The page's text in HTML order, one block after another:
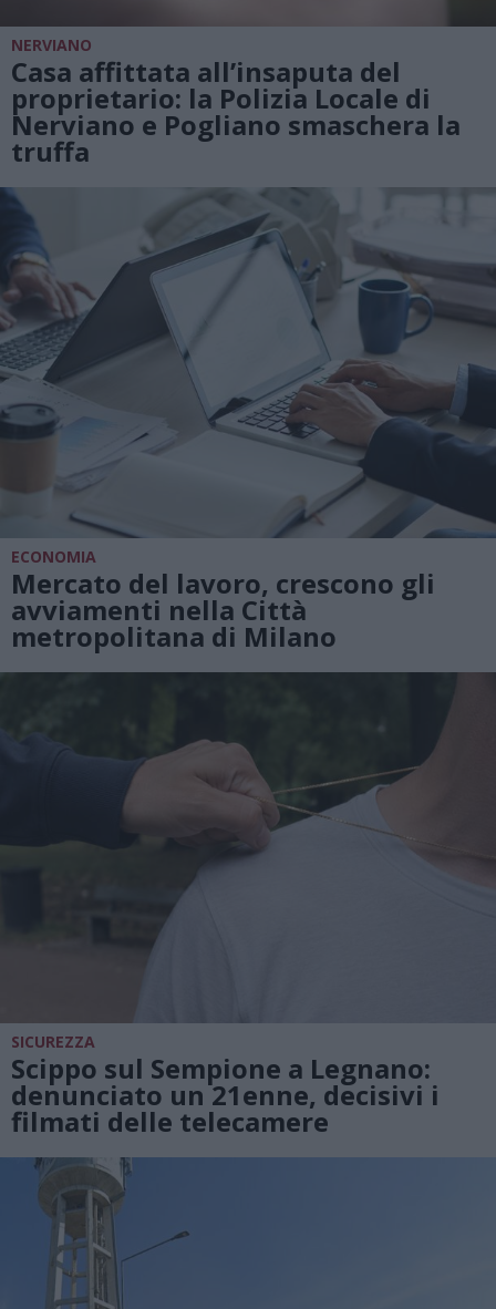
NERVIANO
Casa affittata all’insaputa del
proprietario: la Polizia Locale di
Nerviano e Pogliano smaschera la
truffa
ECONOMIA
Mercato del lavoro, crescono gli
avviamenti nella Città
metropolitana di Milano
SICUREZZA
Scippo sul Sempione a Legnano:
denunciato un 21enne, decisivi i
filmati delle telecamere